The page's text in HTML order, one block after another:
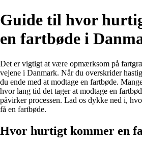
Guide til hvor
en fartbøde i
Det er vigtigt at være opmærksom på
vejene i Danmark. Når du overskrider
du ende med at modtage en fartbøde.
hvor lang tid det tager at modtage en
påvirker processen. Lad os dykke ned i,
få en fartbøde.
Hvor hurtigt kommer en